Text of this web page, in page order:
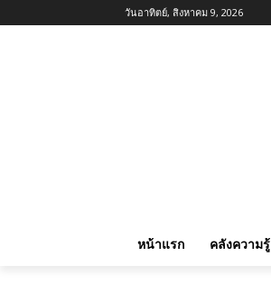
วันอาทิตย์, สิงหาคม 9, 2026
หน้าแรก คลังความรู้